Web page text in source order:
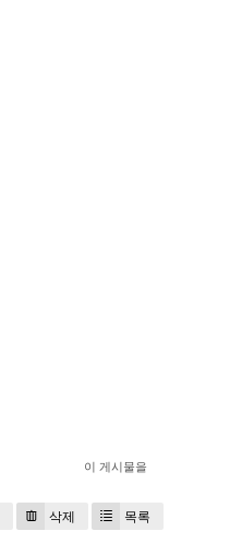
이 게시물을
삭제 목록